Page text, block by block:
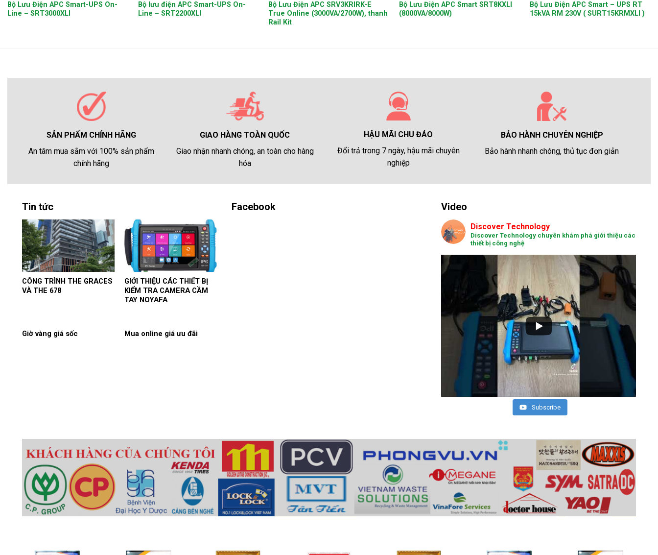
Bộ Lưu Điện APC Smart-UPS On-
Line – SRT3000XLI
Bộ lưu điện APC Smart-UPS On-
Line – SRT2200XLI
Bộ Lưu Điện APC SRV3KRIRK-E
True Online (3000VA/2700W), thanh
Rail Kit
Bộ Lưu Điện APC Smart SRT8KXLI
(8000VA/8000W)
Bộ Lưu Điện APC Smart – UPS RT
15kVA RM 230V ( SURT15KRMXLI )
SẢN PHẨM CHÍNH HÃNG
An tâm mua sắm với 100% sản phẩm
chính hãng
GIAO HÀNG TOÀN QUỐC
Giao nhận nhanh chóng, an toàn cho hàng
hóa
HẬU MÃI CHU ĐÁO
Đổi trả trong 7 ngày, hậu mãi chuyên
nghiệp
BẢO HÀNH CHUYÊN NGHIỆP
Bảo hành nhanh chóng, thủ tục đơn giản
Tin tức
CÔNG TRÌNH THE GRACES
VÀ THE 678
GIỚI THIỆU CÁC THIẾT BỊ
KIỂM TRA CAMERA CẦM
TAY NOYAFA
Giờ vàng giá sốc Mua online giá ưu đãi
Facebook Video
Discover Technology
Discover Technology chuyên khám phá giới thiệu các
thiết bị công nghệ
Subscribe